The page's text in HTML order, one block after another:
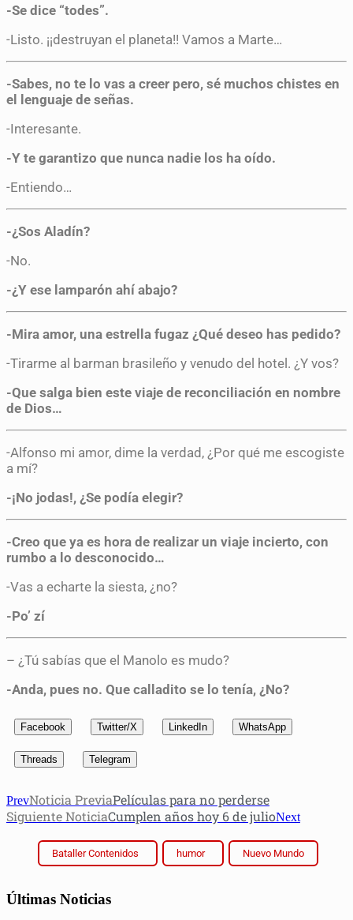
-Se dice “todes”.
-Listo. ¡¡destruyan el planeta!! Vamos a Marte…
-Sabes, no te lo vas a creer pero, sé muchos chistes en
el lenguaje de señas.
-Interesante.
-Y te garantizo que nunca nadie los ha oído.
-Entiendo…
-¿Sos Aladín?
-No.
-¿Y ese lamparón ahí abajo?
-Mira amor, una estrella fugaz ¿Qué deseo has pedido?
-Tirarme al barman brasileño y venudo del hotel. ¿Y vos?
-Que salga bien este viaje de reconciliación en nombre
de Dios…
-Alfonso mi amor, dime la verdad, ¿Por qué me escogiste
a mí?
-¡No jodas!, ¿Se podía elegir?
-Creo que ya es hora de realizar un viaje incierto, con
rumbo a lo desconocido…
-Vas a echarte la siesta, ¿no?
-Po’ zí
– ¿Tú sabías que el Manolo es mudo?
-Anda, pues no. Que calladito se lo tenía, ¿No?
Facebook Twitter/X LinkedIn WhatsApp
Threads Telegram
PrevNoticia PreviaPelículas para no perderse
Siguiente NoticiaCumplen años hoy 6 de julioNext
Bataller Contenidos humor Nuevo Mundo
Últimas Noticias